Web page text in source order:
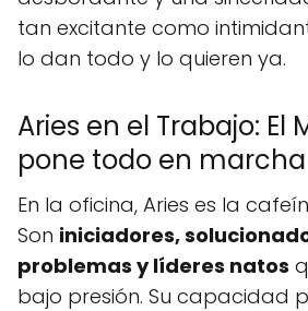
tan excitante como
lo dan todo y lo quieren ya.
Aries en el Trabajo: El
pone todo en marcha
En la oficina, Aries es la
Son iniciadores,
problemas y líderes natos
bajo presión. Su capacidad